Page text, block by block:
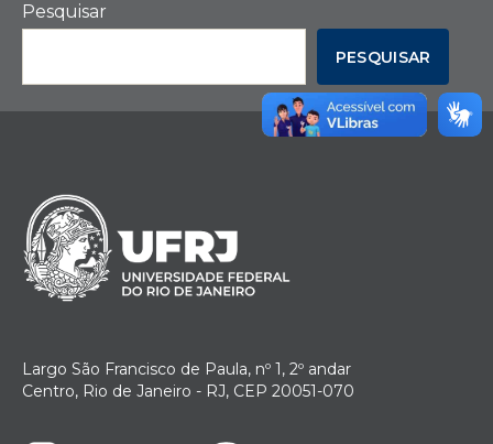
Pesquisar
PESQUISAR
Largo São Francisco de Paula, nº 1, 2º andar
Centro, Rio de Janeiro - RJ, CEP 20051-070